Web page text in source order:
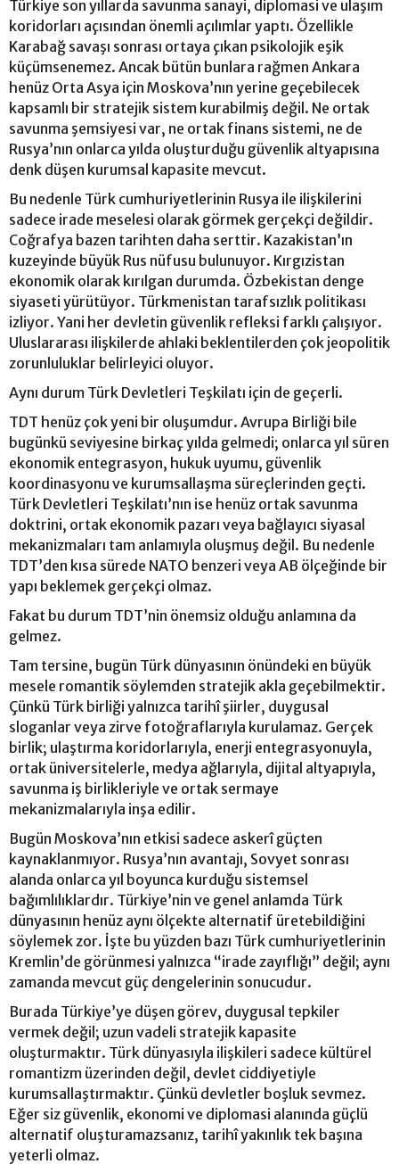
Türkiye son yıllarda savunma sanayi, diplomasi ve ulaşım
koridorları açısından önemli açılımlar yaptı. Özellikle
Karabağ savaşı sonrası ortaya çıkan psikolojik eşik
küçümsenemez. Ancak bütün bunlara rağmen Ankara
henüz Orta Asya için Moskova’nın yerine geçebilecek
kapsamlı bir stratejik sistem kurabilmiş değil. Ne ortak
savunma şemsiyesi var, ne ortak finans sistemi, ne de
Rusya’nın onlarca yılda oluşturduğu güvenlik altyapısına
denk düşen kurumsal kapasite mevcut.
Bu nedenle Türk cumhuriyetlerinin Rusya ile ilişkilerini
sadece irade meselesi olarak görmek gerçekçi değildir.
Coğrafya bazen tarihten daha serttir. Kazakistan’ın
kuzeyinde büyük Rus nüfusu bulunuyor. Kırgızistan
ekonomik olarak kırılgan durumda. Özbekistan denge
siyaseti yürütüyor. Türkmenistan tarafsızlık politikası
izliyor. Yani her devletin güvenlik refleksi farklı çalışıyor.
Uluslararası ilişkilerde ahlaki beklentilerden çok jeopolitik
zorunluluklar belirleyici oluyor.
Aynı durum Türk Devletleri Teşkilatı için de geçerli.
TDT henüz çok yeni bir oluşumdur. Avrupa Birliği bile
bugünkü seviyesine birkaç yılda gelmedi; onlarca yıl süren
ekonomik entegrasyon, hukuk uyumu, güvenlik
koordinasyonu ve kurumsallaşma süreçlerinden geçti.
Türk Devletleri Teşkilatı’nın ise henüz ortak savunma
doktrini, ortak ekonomik pazarı veya bağlayıcı siyasal
mekanizmaları tam anlamıyla oluşmuş değil. Bu nedenle
TDT’den kısa sürede NATO benzeri veya AB ölçeğinde bir
yapı beklemek gerçekçi olmaz.
Fakat bu durum TDT’nin önemsiz olduğu anlamına da
gelmez.
Tam tersine, bugün Türk dünyasının önündeki en büyük
mesele romantik söylemden stratejik akla geçebilmektir.
Çünkü Türk birliği yalnızca tarihî şiirler, duygusal
sloganlar veya zirve fotoğraflarıyla kurulamaz. Gerçek
birlik; ulaştırma koridorlarıyla, enerji entegrasyonuyla,
ortak üniversitelerle, medya ağlarıyla, dijital altyapıyla,
savunma iş birlikleriyle ve ortak sermaye
mekanizmalarıyla inşa edilir.
Bugün Moskova’nın etkisi sadece askerî güçten
kaynaklanmıyor. Rusya’nın avantajı, Sovyet sonrası
alanda onlarca yıl boyunca kurduğu sistemsel
bağımlılıklardır. Türkiye’nin ve genel anlamda Türk
dünyasının henüz aynı ölçekte alternatif üretebildiğini
söylemek zor. İşte bu yüzden bazı Türk cumhuriyetlerinin
Kremlin’de görünmesi yalnızca “irade zayıflığı” değil; aynı
zamanda mevcut güç dengelerinin sonucudur.
Burada Türkiye’ye düşen görev, duygusal tepkiler
vermek değil; uzun vadeli stratejik kapasite
oluşturmaktır. Türk dünyasıyla ilişkileri sadece kültürel
romantizm üzerinden değil, devlet ciddiyetiyle
kurumsallaştırmaktır. Çünkü devletler boşluk sevmez.
Eğer siz güvenlik, ekonomi ve diplomasi alanında güçlü
alternatif oluşturamazsanız, tarihî yakınlık tek başına
yeterli olmaz.